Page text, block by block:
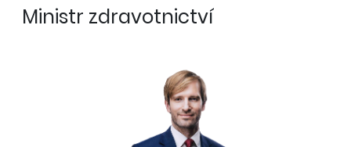
Ministr zdravotnictví